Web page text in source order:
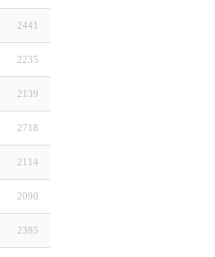
2441
2235
2139
2718
2114
2090
2385